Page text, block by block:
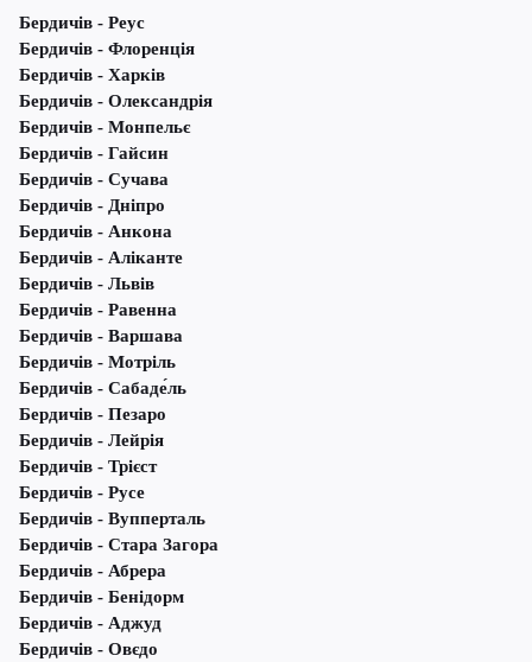
Бердичів - Реус
Бердичів - Флоренція
Бердичів - Харків
Бердичів - Олександрія
Бердичів - Монпельє
Бердичів - Гайсин
Бердичів - Сучава
Бердичів - Дніпро
Бердичів - Анкона
Бердичів - Аліканте
Бердичів - Львів
Бердичів - Равенна
Бердичів - Варшава
Бердичів - Мотріль
Бердичів - Сабаде́ль
Бердичів - Пезаро
Бердичів - Лейрія
Бердичів - Трієст
Бердичів - Русе
Бердичів - Вупперталь
Бердичів - Стара Загора
Бердичів - Абрера
Бердичів - Бенідорм
Бердичів - Аджуд
Бердичів - Овєдо